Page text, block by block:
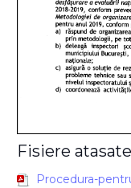
Fisiere atasate
Procedura-